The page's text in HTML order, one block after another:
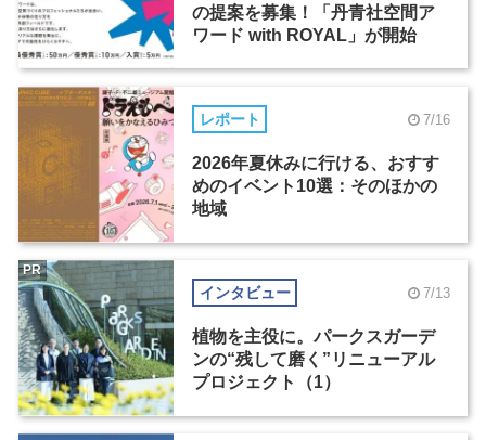
の提案を募集！「丹青社空間ア
ワード with ROYAL」が開始
レポート 7/16
2026年夏休みに行ける、おすす
めのイベント10選：そのほかの
地域
インタビュー 7/13
植物を主役に。パークスガーデ
ンの“残して磨く”リニューアル
プロジェクト（1）
PR